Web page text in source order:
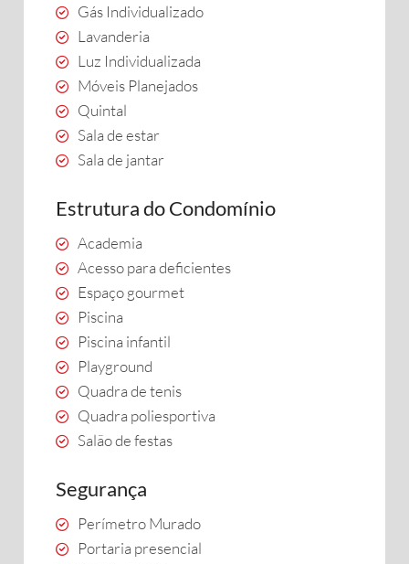
Gás Individualizado
Lavanderia
Luz Individualizada
Móveis Planejados
Quintal
Sala de estar
Sala de jantar
Estrutura do Condomínio
Academia
Acesso para deficientes
Espaço gourmet
Piscina
Piscina infantil
Playground
Quadra de tenis
Quadra poliesportiva
Salão de festas
Segurança
Perímetro Murado
Portaria presencial